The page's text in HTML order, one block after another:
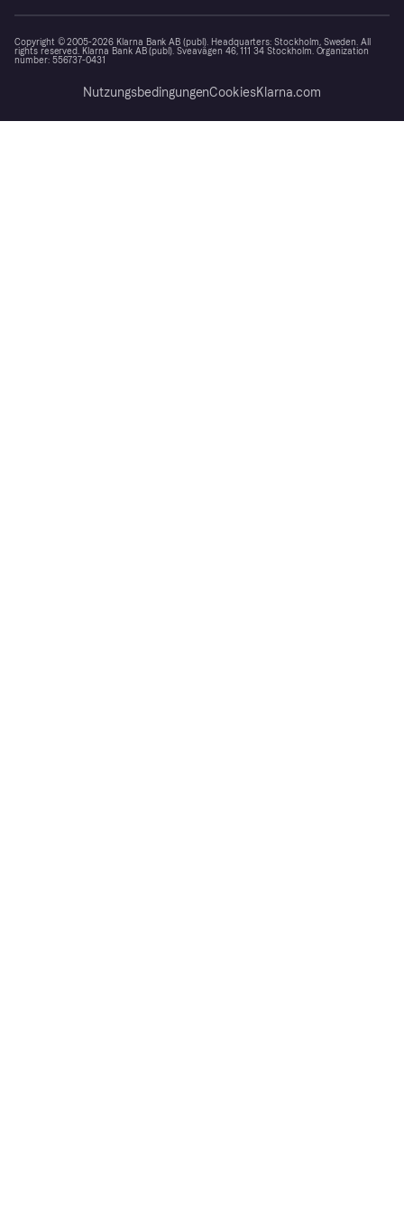
Copyright © 2005-2026 Klarna Bank AB (publ). Headquarters: Stockholm, Sweden. All
rights reserved. Klarna Bank AB (publ). Sveavägen 46, 111 34 Stockholm. Organization
number: 556737-0431
NutzungsbedingungenCookiesKlarna.com